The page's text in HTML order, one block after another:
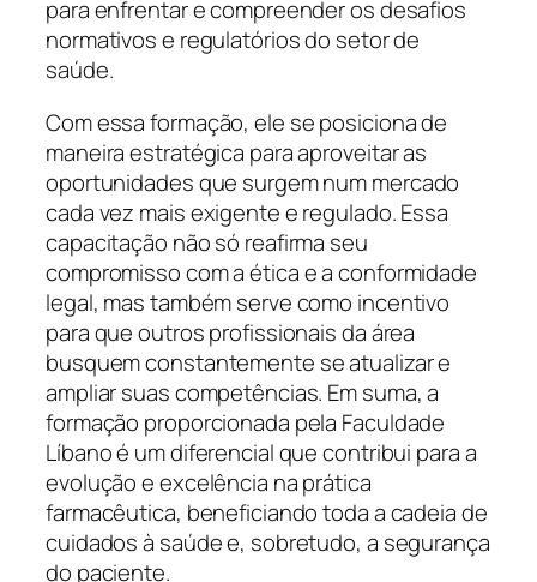
para enfrentar e compreender os desafios
normativos e regulatórios do setor de
saúde.
Com essa formação, ele se posiciona de
maneira estratégica para aproveitar as
oportunidades que surgem num mercado
cada vez mais exigente e regulado. Essa
capacitação não só reafirma seu
compromisso com a ética e a conformidade
legal, mas também serve como incentivo
para que outros profissionais da área
busquem constantemente se atualizar e
ampliar suas competências. Em suma, a
formação proporcionada pela Faculdade
Líbano é um diferencial que contribui para a
evolução e excelência na prática
farmacêutica, beneficiando toda a cadeia de
cuidados à saúde e, sobretudo, a segurança
do paciente.